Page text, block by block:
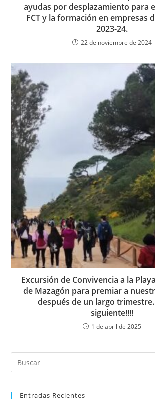
ayudas por desplazamiento para
FCT y la formación en empresas
2023-24.
22 de noviembre de 2024
Excursión de Convivencia a la
de Mazagón para premiar a
después de un largo
siguiente!!!!
1 de abril de 2025
Entradas Recientes